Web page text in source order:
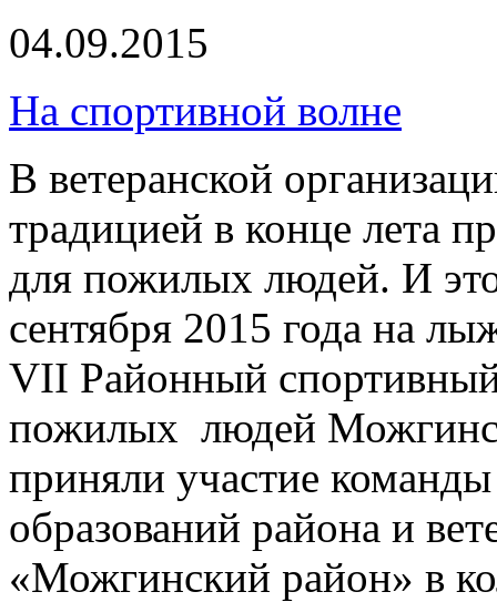
04.09.2015
На спортивной волне
В ветеранской
традицией в конце лета
для пожилых людей. И
сентября 2015 года на
VII Районный
пожилых людей
приняли участие
образований района и
«Можгинский район» в